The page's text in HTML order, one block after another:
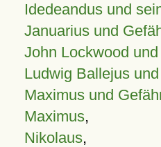
Idedeandus und
Januarius und
John Lockwood
Ludwig Ballejus
Maximus und
Maximus,
Nikolaus,